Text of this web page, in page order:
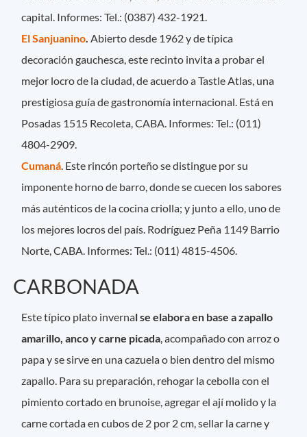
capital. Informes: Tel.: (0387) 432-1921.
El Sanjuanino. Abierto desde 1962 y de típica
decoración gauchesca, este recinto invita a probar el
mejor locro de la ciudad, de acuerdo a Tastle Atlas, una
prestigiosa guía de gastronomía internacional. Está en
Posadas 1515 Recoleta, CABA. Informes: Tel.: (011)
4804-2909.
Cumaná. Este rincón porteño se distingue por su
imponente horno de barro, donde se cuecen los sabores
más auténticos de la cocina criolla; y junto a ello, uno de
los mejores locros del país. Rodríguez Peña 1149 Barrio
Norte, CABA. Informes: Tel.: (011) 4815-4506.
CARBONADA
Este típico plato invernal se elabora en base a zapallo
amarillo, anco y carne picada, acompañado con arroz o
papa y se sirve en una cazuela o bien dentro del mismo
zapallo. Para su preparación, rehogar la cebolla con el
pimiento cortado en brunoise, agregar el ají molido y la
carne cortada en cubos de 2 por 2 cm, sellar la carne y